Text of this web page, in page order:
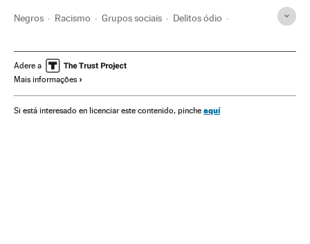
Negros Racismo Grupos sociais Delitos ódio
Problemas sociais Saúde
Adere a
Mais informações
Si está interesado en licenciar este contenido, pinche aquí